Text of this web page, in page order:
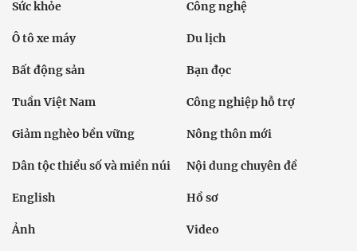
Sức khỏe Công nghệ
Ô tô xe máy Du lịch
Bất động sản Bạn đọc
Tuần Việt Nam Công nghiệp hỗ trợ
Giảm nghèo bền vững Nông thôn mới
Dân tộc thiểu số và miền núi Nội dung chuyên đề
English Hồ sơ
Ảnh Video